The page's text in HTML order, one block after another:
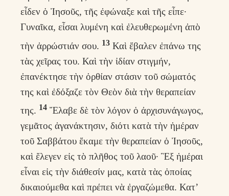
εἶδεν ὁ Ἰησοῦς, τῆς ἐφώναξε καὶ τῆς εἶπε·
Γυναῖκα, εἶσαι λυμένη καὶ ἐλευθερωμένη ἀπὸ
τὴν ἀρρώστιάν σου. 13 Καὶ ἔβαλεν ἐπάνω της
τὰς χεῖρας του. Καὶ τὴν ἰδίαν στιγμήν,
ἐπανέκτησε τὴν ὀρθίαν στάσιν τοῦ σώματός
της καὶ ἐδόξαζε τὸν Θεὸν διὰ τὴν θεραπείαν
της. 14 Ἔλαβε δὲ τὸν λόγον ὁ ἀρχισυνάγωγος,
γεμᾶτος ἀγανάκτησιν, διότι κατὰ τὴν ἡμέραν
τοῦ Σαββάτου ἔκαμε τὴν θεραπείαν ὁ Ἰησοῦς,
καὶ ἔλεγεν εἰς τὸ πλῆθος τοῦ λαοῦ· Ἓξ ἡμέραι
εἶναι εἰς τὴν διάθεσίν μας, κατὰ τὰς ὁποίας
δικαιούμεθα καὶ πρέπει νὰ ἐργαζώμεθα. Κατ’